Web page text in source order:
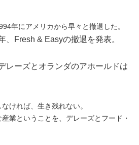
年にアメリカから早々と撤退した。
、Fresh & Easyの撤退を発表。
レーズとオランダのアホールドは
ければ、生き残れない。
業ということを、デレーズとフード・